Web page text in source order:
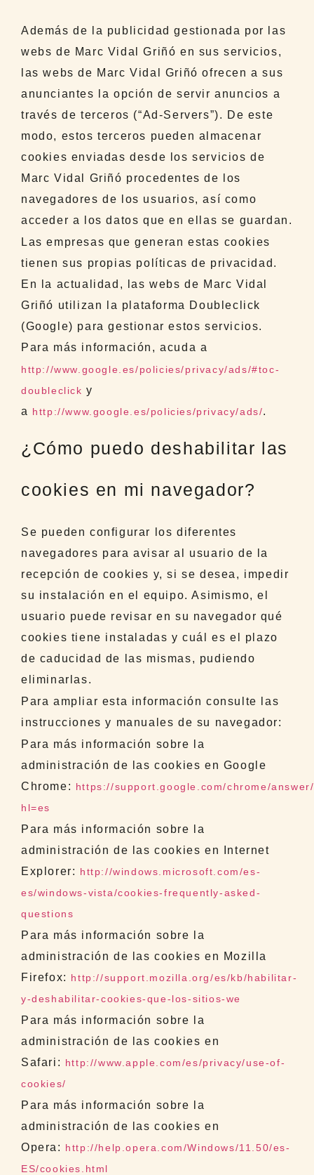
Además de la publicidad gestionada por las
webs de Marc Vidal Griñó en sus servicios,
las webs de Marc Vidal Griñó ofrecen a sus
anunciantes la opción de servir anuncios a
través de terceros (“Ad-Servers”). De este
modo, estos terceros pueden almacenar
cookies enviadas desde los servicios de
Marc Vidal Griñó procedentes de los
navegadores de los usuarios, así como
acceder a los datos que en ellas se guardan.
Las empresas que generan estas cookies
tienen sus propias políticas de privacidad.
En la actualidad, las webs de Marc Vidal
Griñó utilizan la plataforma Doubleclick
(Google) para gestionar estos servicios.
Para más información, acuda a
http://www.google.es/policies/privacy/ads/#toc-
doubleclick y
a http://www.google.es/policies/privacy/ads/.
¿Cómo puedo deshabilitar las
cookies en mi navegador?
Se pueden configurar los diferentes
navegadores para avisar al usuario de la
recepción de cookies y, si se desea, impedir
su instalación en el equipo. Asimismo, el
usuario puede revisar en su navegador qué
cookies tiene instaladas y cuál es el plazo
de caducidad de las mismas, pudiendo
eliminarlas.
Para ampliar esta información consulte las
instrucciones y manuales de su navegador:
Para más información sobre la
administración de las cookies en Google
Chrome: https://support.google.com/chrome/
hl=es
Para más información sobre la
administración de las cookies en Internet
Explorer: http://windows.microsoft.com/es-
es/windows-vista/cookies-frequently-asked-
questions
Para más información sobre la
administración de las cookies en Mozilla
Firefox: http://support.mozilla.org/es/kb/habilitar-
y-deshabilitar-cookies-que-los-sitios-we
Para más información sobre la
administración de las cookies en
Safari: http://www.apple.com/es/privacy/use-of-
cookies/
Para más información sobre la
administración de las cookies en
Opera: http://help.opera.com/Windows/11.50/es-
ES/cookies.html